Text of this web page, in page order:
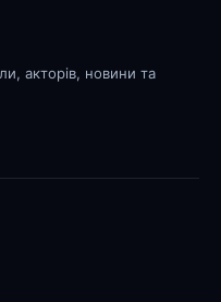
акторів, новини та